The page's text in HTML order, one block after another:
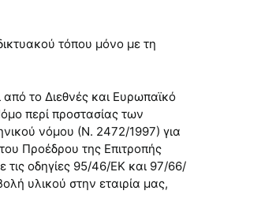
τόπου μόνο με τη
το Διεθνές και Ευρωπαϊκό
περί προστασίας των
νόμου (Ν. 2472/1997) για
Προέδρου της Επιτροπής
οδηγίες 95/46/ΕΚ και 97/66/
υλικού στην εταιρία μας,